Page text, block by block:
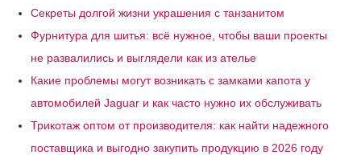
Секреты долгой жизни украшения с танзанитом
Фурнитура для шитья: всё нужное, чтобы ваши проекты
не развалились и выглядели как из ателье
Какие проблемы могут возникать с замками капота у
автомобилей Jaguar и как часто нужно их обслуживать
Трикотаж оптом от производителя: как найти надежного
поставщика и выгодно закупить продукцию в 2026 году